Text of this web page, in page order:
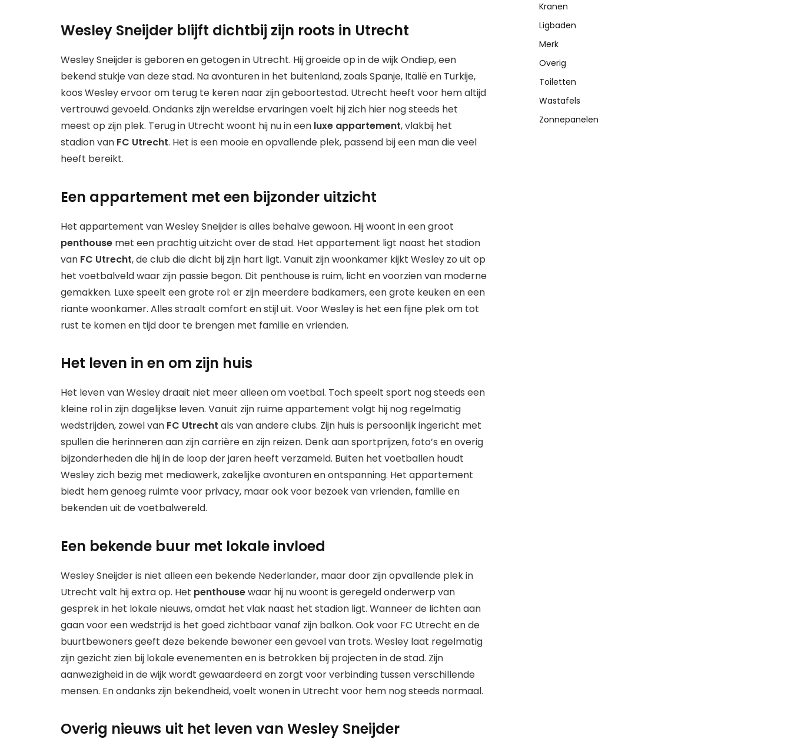
Wesley Sneijder blijft dichtbij zijn roots in Utrecht
Wesley Sneijder is geboren en getogen in Utrecht. Hij groeide op in de wijk Ondiep, een
bekend stukje van deze stad. Na avonturen in het buitenland, zoals Spanje, Italië en Turkije,
koos Wesley ervoor om terug te keren naar zijn geboortestad. Utrecht heeft voor hem altijd
vertrouwd gevoeld. Ondanks zijn wereldse ervaringen voelt hij zich hier nog steeds het
meest op zijn plek. Terug in Utrecht woont hij nu in een luxe appartement, vlakbij het
stadion van FC Utrecht. Het is een mooie en opvallende plek, passend bij een man die veel
heeft bereikt.
Een appartement met een bijzonder uitzicht
Het appartement van Wesley Sneijder is alles behalve gewoon. Hij woont in een groot
penthouse met een prachtig uitzicht over de stad. Het appartement ligt naast het stadion
van FC Utrecht, de club die dicht bij zijn hart ligt. Vanuit zijn woonkamer kijkt Wesley zo uit op
het voetbalveld waar zijn passie begon. Dit penthouse is ruim, licht en voorzien van moderne
gemakken. Luxe speelt een grote rol: er zijn meerdere badkamers, een grote keuken en een
riante woonkamer. Alles straalt comfort en stijl uit. Voor Wesley is het een fijne plek om tot
rust te komen en tijd door te brengen met familie en vrienden.
Het leven in en om zijn huis
Het leven van Wesley draait niet meer alleen om voetbal. Toch speelt sport nog steeds een
kleine rol in zijn dagelijkse leven. Vanuit zijn ruime appartement volgt hij nog regelmatig
wedstrijden, zowel van FC Utrecht als van andere clubs. Zijn huis is persoonlijk ingericht met
spullen die herinneren aan zijn carrière en zijn reizen. Denk aan sportprijzen, foto’s en overig
bijzonderheden die hij in de loop der jaren heeft verzameld. Buiten het voetballen houdt
Wesley zich bezig met mediawerk, zakelijke avonturen en ontspanning. Het appartement
biedt hem genoeg ruimte voor privacy, maar ook voor bezoek van vrienden, familie en
bekenden uit de voetbalwereld.
Een bekende buur met lokale invloed
Wesley Sneijder is niet alleen een bekende Nederlander, maar door zijn opvallende plek in
Utrecht valt hij extra op. Het penthousewaar hij nu woont is geregeld onderwerp van
gesprek in het lokale nieuws, omdat het vlak naast het stadion ligt. Wanneer de lichten aan
gaan voor een wedstrijd is het goed zichtbaar vanaf zijn balkon. Ook voor FC Utrecht en de
buurtbewoners geeft deze bekende bewoner een gevoel van trots. Wesley laat regelmatig
zijn gezicht zien bij lokale evenementen en is betrokken bij projecten in de stad. Zijn
aanwezigheid in de wijk wordt gewaardeerd en zorgt voor verbinding tussen verschillende
mensen. En ondanks zijn bekendheid, voelt wonen in Utrecht voor hem nog steeds normaal.
Overig nieuws uit het leven van Wesley Sneijder
Kranen
Ligbaden
Merk
Overig
Toiletten
Wastafels
Zonnepanelen